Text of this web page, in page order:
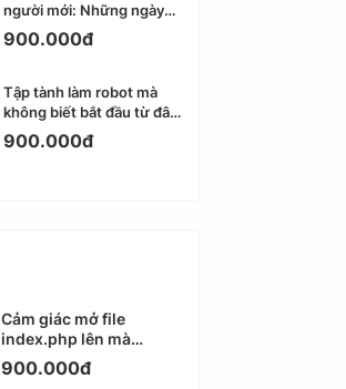
người mới: Những ngày
đầu thực sự khá ngợp
900.000đ
Tập tành làm robot mà
không biết bắt đầu từ đâu
thì dễ nản thật
900.000đ
Cảm giác mở file
index.php lên mà
không biết viết gì tiếp
theo
900.000đ